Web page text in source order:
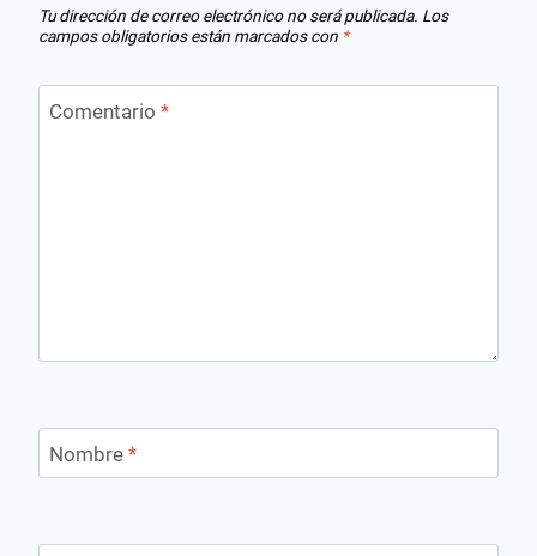
Tu dirección de correo electrónico no será publicada. Los
campos obligatorios están marcados con *
Comentario *
Nombre *